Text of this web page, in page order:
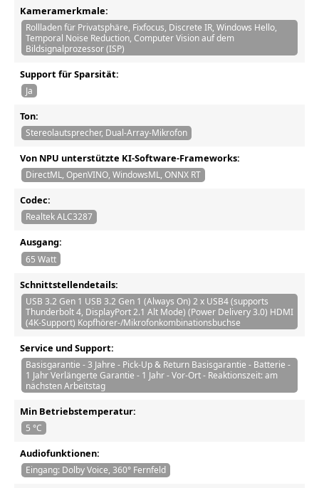
Kameramerkmale:
Rollladen für Privatsphäre, Fixfocus, Discrete IR, Windows Hello,
Temporal Noise Reduction, Computer Vision auf dem
Bildsignalprozessor (ISP)
Support für Sparsität:
Ja
Ton:
Stereolautsprecher, Dual-Array-Mikrofon
Von NPU unterstützte KI-Software-Frameworks:
DirectML, OpenVINO, WindowsML, ONNX RT
Codec:
Realtek ALC3287
Ausgang:
65 Watt
Schnittstellendetails:
USB 3.2 Gen 1 USB 3.2 Gen 1 (Always On) 2 x USB4 (supports
Thunderbolt 4, DisplayPort 2.1 Alt Mode) (Power Delivery 3.0) HDMI
(4K-Support) Kopfhörer-/Mikrofonkombinationsbuchse
Service und Support:
Basisgarantie - 3 Jahre - Pick-Up & Return Basisgarantie - Batterie -
1 Jahr Verlängerte Garantie - 1 Jahr - Vor-Ort - Reaktionszeit: am
nächsten Arbeitstag
Min Betriebstemperatur:
5 °C
Audiofunktionen:
Eingang: Dolby Voice, 360° Fernfeld